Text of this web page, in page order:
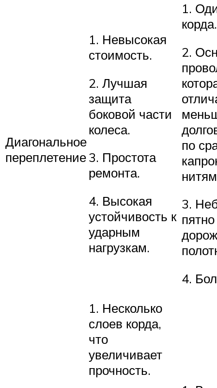
Диагональное
переплетение
1. Невысокая
стоимость.
2. Лучшая
защита
боковой части
колеса.
3. Простота
ремонта.
4. Высокая
устойчивость к
ударным
нагрузкам.
1.
корда.
2.
по
3.
4.
1. Несколько
слоев корда,
что
увеличивает
прочность.